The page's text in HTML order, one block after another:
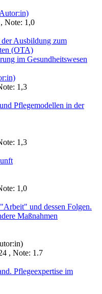
Note: 1,0
Ausbildung zum
(OTA)
im Gesundheitswesen
1,3
Pflegemodellen in der
1,3
1,0
und dessen Folgen.
Maßnahmen
, Note: 1.7
Pflegeexpertise im